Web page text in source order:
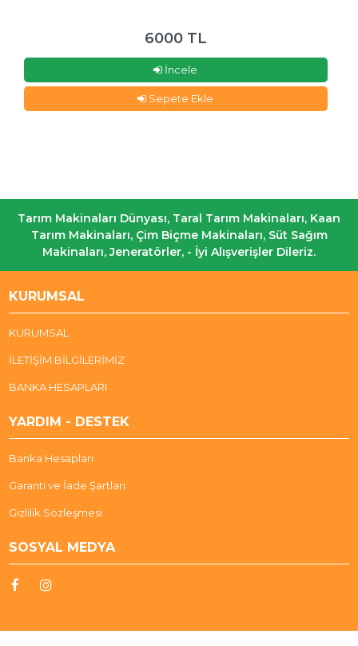
6000 TL
İncele
Sepete Ekle
Tarım Makinaları Dünyası, Taral Tarım Makinaları, Kaan
Tarım Makinaları, Çim Biçme Makinaları, Süt Sağım
Makinaları, Jeneratörler, - İyi Alışverişler Dileriz.
KURUMSAL
KURUMSAL
İLETİŞİM BİLGİLERİMİZ
BANKA HESAPLARI
YARDIM - DESTEK
Banka Hesapları
Garanti ve İade Şartları
Gizlilik Sözleşmesi
SOSYAL MEDYA